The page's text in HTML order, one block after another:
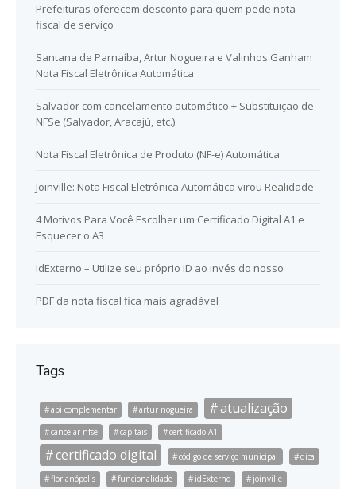
Prefeituras oferecem desconto para quem pede nota
fiscal de serviço
Santana de Parnaíba, Artur Nogueira e Valinhos Ganham
Nota Fiscal Eletrônica Automática
Salvador com cancelamento automático + Substituição de
NFSe (Salvador, Aracajú, etc.)
Nota Fiscal Eletrônica de Produto (NF-e) Automática
Joinville: Nota Fiscal Eletrônica Automática virou Realidade
4 Motivos Para Você Escolher um Certificado Digital A1 e
Esquecer o A3
IdExterno – Utilize seu próprio ID ao invés do nosso
PDF da nota fiscal fica mais agradável
Tags
api complementar artur nogueira atualização
cancelar nfse capitais certificado A1
certificado digital código de serviço municipal
dica
florianópolis
funcionalidade idExterno
joinville